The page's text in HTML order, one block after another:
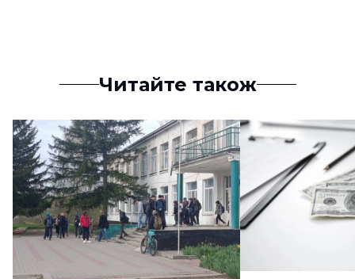
Читайте також